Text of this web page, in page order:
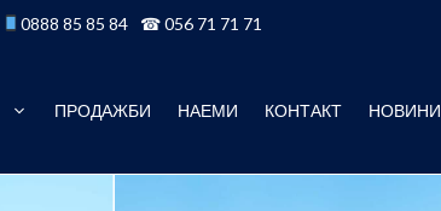
0888 85 85 84 ☎ 056 71 71 71
ПРОДАЖБИ НАЕМИ КОНТАКТ НОВИНИ